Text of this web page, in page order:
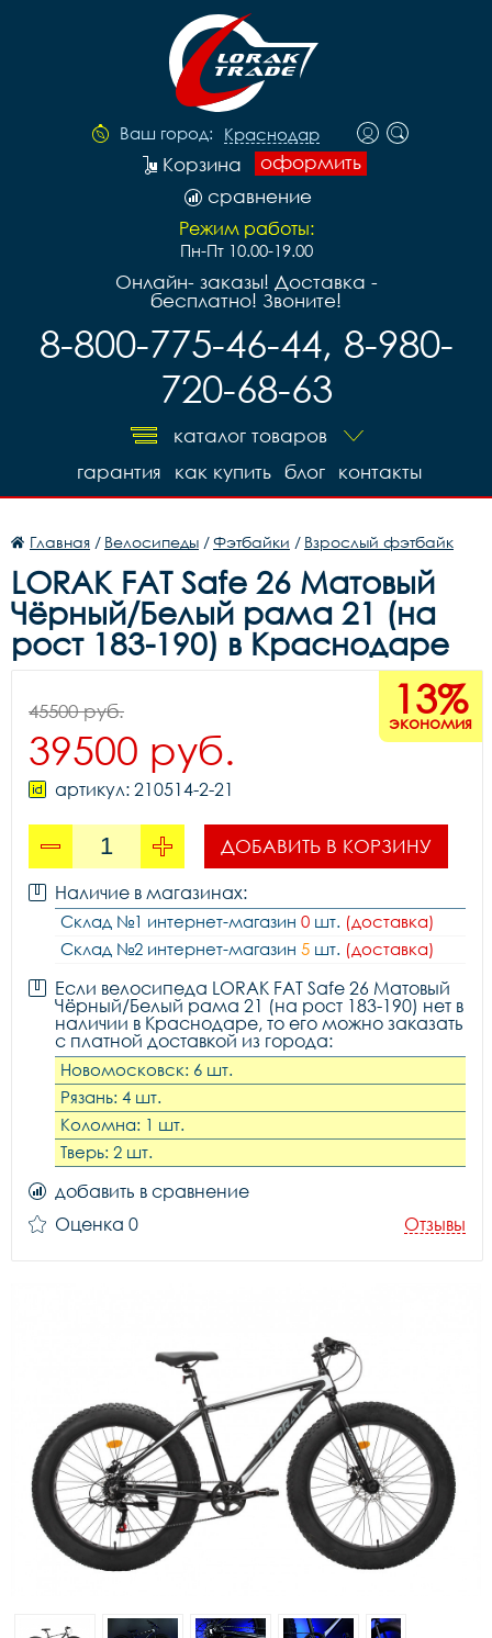
Ваш город: Краснодар
оформить
Корзина
сравнение
Режим работы:
Пн-Пт 10.00-19.00
Онлайн- заказы! Доставка -
бесплатно! Звоните!
8-800-775-46-44, 8-980-
720-68-63
каталог товаров
контакты
блог
как купить
гарантия
Главная / Велосипеды /Фэтбайки / Взрослый фэтбайк
LORAK FAT Safe 26 Матовый
Чёрный/Белый рама 21 (на
рост 183-190) в Краснодаре
13%
экономия
45500 руб.
39500 руб.
артикул: 210514-2-21
ДОБАВИТЬ В КОРЗИНУ
Наличие в магазинах:
Склад №1 интернет-магазин 0 шт. (доставка)
Склад №2 интернет-магазин 5 шт. (доставка)
Если велосипеда LORAK FAT Safe 26 Матовый
Чёрный/Белый рама 21 (на рост 183-190) нет в
наличии в Краснодаре, то его можно заказать
с платной доставкой из города:
Новомосковск: 6 шт.
Рязань: 4 шт.
Коломна: 1 шт.
Тверь: 2 шт.
добавить в сравнение
Оценка 0
Отзывы